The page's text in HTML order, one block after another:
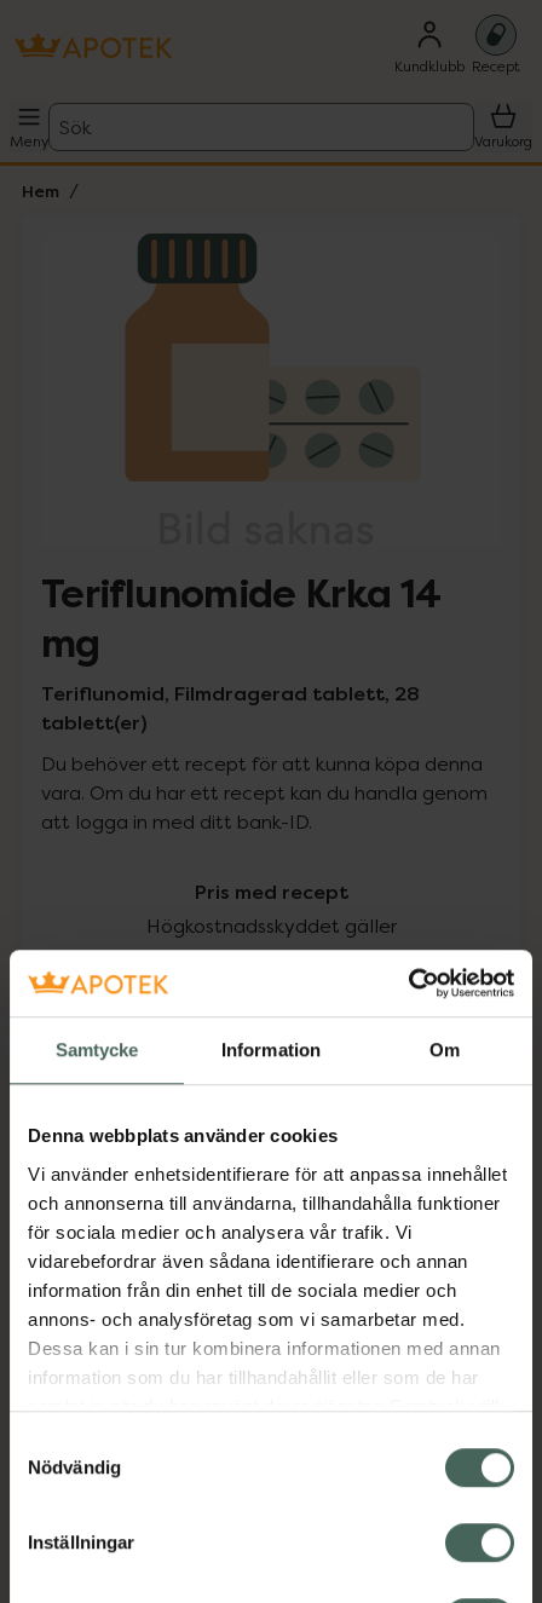
Samtycke Information Om
Denna webbplats använder cookies
Vi använder enhetsidentifierare för att anpassa innehållet
och annonserna till användarna, tillhandahålla funktioner
för sociala medier och analysera vår trafik. Vi
vidarebefordrar även sådana identifierare och annan
information från din enhet till de sociala medier och
annons- och analysföretag som vi samarbetar med.
Dessa kan i sin tur kombinera informationen med annan
information som du har tillhandahållit eller som de har
samlat in när du har använt deras tjänster. Samtycke till
återkalla ditt samtycke via webbplatsens
cookieinställningar. Ett återkallat samtycke påverkar inte
lagligheten av behandling som skett innan återkallelsen.
Nödvändig
Inställningar
Kundklubb Recept
Meny
Sök
Varukorg
Hem
Lista: . Innehåller 1 objekt.
Teriflunomide Krka 14
mg
Teriflunomid, Filmdragerad tablett, 28
tablett(er)
Du behöver ett recept för att kunna köpa denna
vara. Om du har ett recept kan du handla genom
att logga in med ditt bank-ID.
Pris med recept
Högkostnadsskyddet gäller
2543,51 kr
I apotek: 2543,51 kr
Aktuella erbjudanden
Beskrivning Dölj
EAN:03838989768843